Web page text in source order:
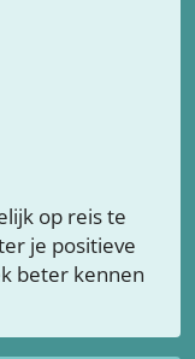
op reis te
je positieve
beter kennen